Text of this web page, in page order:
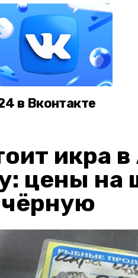
в Вконтакте
икра
цены на